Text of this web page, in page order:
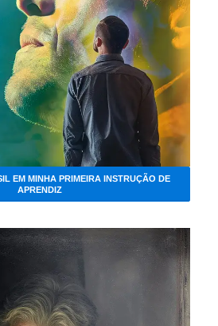
EM MINHA PRIMEIRA INSTRUÇÃO DE
APRENDIZ